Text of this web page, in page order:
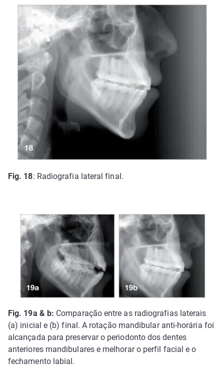
Fig. 18: Radiografia lateral final.
Fig. 19a & b: Comparação entre as radiografias laterais
(a) inicial e (b) final. A rotação mandibular anti-horária foi
alcançada para preservar o periodonto dos dentes
anteriores mandibulares e melhorar o perfil facial e o
fechamento labial.